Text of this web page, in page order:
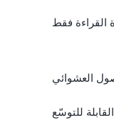
القراءة فقط
العشوائي
القابلة للتوسّع